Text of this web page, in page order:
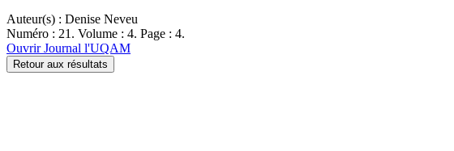
Auteur(s) : Denise Neveu
Numéro : 21. Volume : 4. Page : 4.
Ouvrir Journal l'UQAM
Retour aux résultats